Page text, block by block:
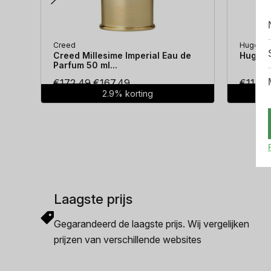
Creed
Creed Millesime Imperial Eau de
Parfum 50 ml...
€172.49Oorspronkelijke
prijs
€167.49Huidige
prijs
2.9% korting
Hugo
Hugo
€
Laagste prijs
Gegarandeerd de laagste prijs. Wij vergelijken
prijzen van verschillende websites